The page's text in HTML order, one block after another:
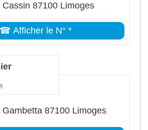
87100 Limoges
☎ Afficher le N° *
87100 Limoges